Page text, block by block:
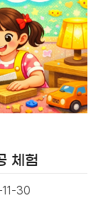
체험
30